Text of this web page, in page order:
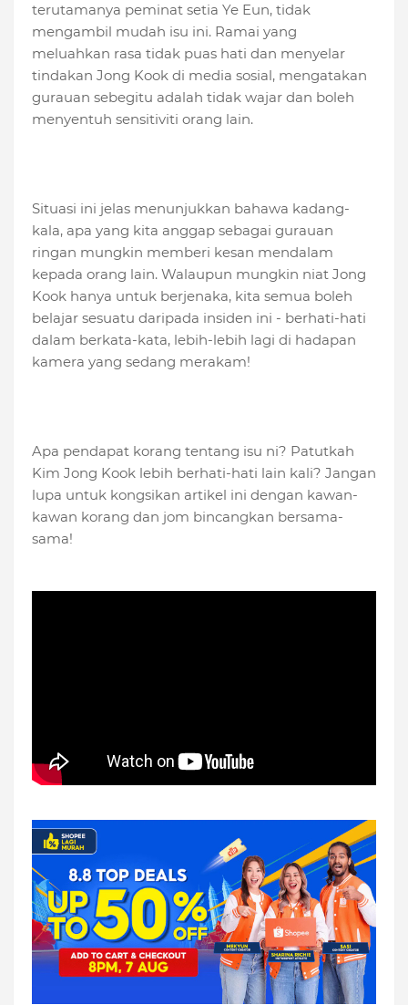
terutamanya peminat setia Ye Eun, tidak
mengambil mudah isu ini. Ramai yang
meluahkan rasa tidak puas hati dan menyelar
tindakan Jong Kook di media sosial, mengatakan
gurauan sebegitu adalah tidak wajar dan boleh
menyentuh sensitiviti orang lain.
Situasi ini jelas menunjukkan bahawa kadang-
kala, apa yang kita anggap sebagai gurauan
ringan mungkin memberi kesan mendalam
kepada orang lain. Walaupun mungkin niat Jong
Kook hanya untuk berjenaka, kita semua boleh
belajar sesuatu daripada insiden ini - berhati-hati
dalam berkata-kata, lebih-lebih lagi di hadapan
kamera yang sedang merakam!
Apa pendapat korang tentang isu ni? Patutkah
Kim Jong Kook lebih berhati-hati lain kali? Jangan
lupa untuk kongsikan artikel ini dengan kawan-
kawan korang dan jom bincangkan bersama-
sama!